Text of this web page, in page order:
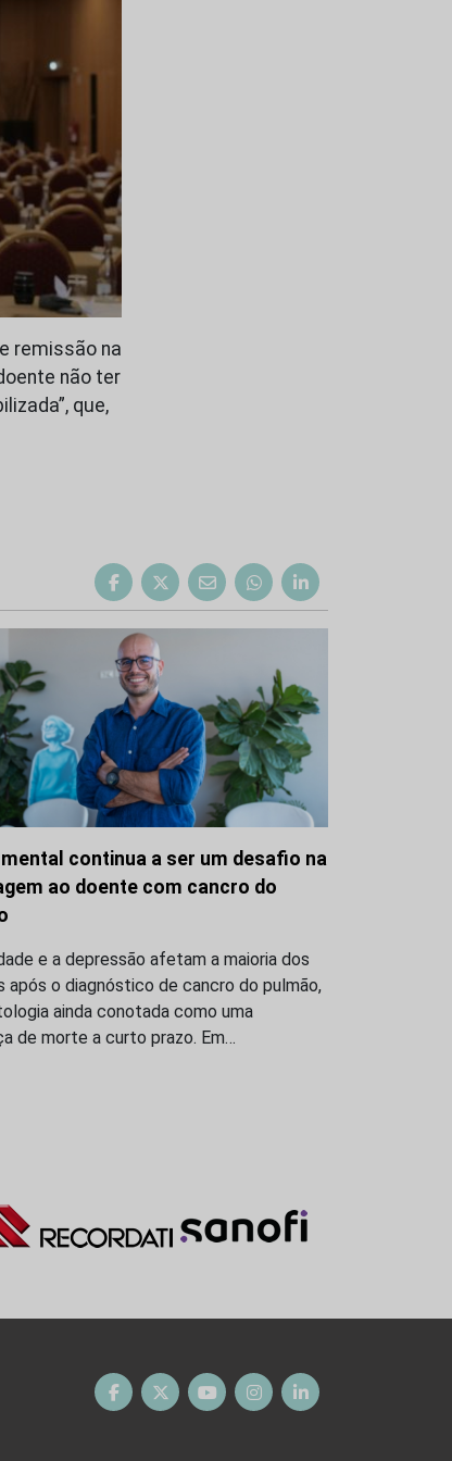
remissão na
não ter
que,
mental continua a ser um desafio na
ao doente com cancro do
e a depressão afetam a maioria dos
após o diagnóstico de cancro do pulmão,
ainda conotada como uma
de morte a curto prazo. Em…